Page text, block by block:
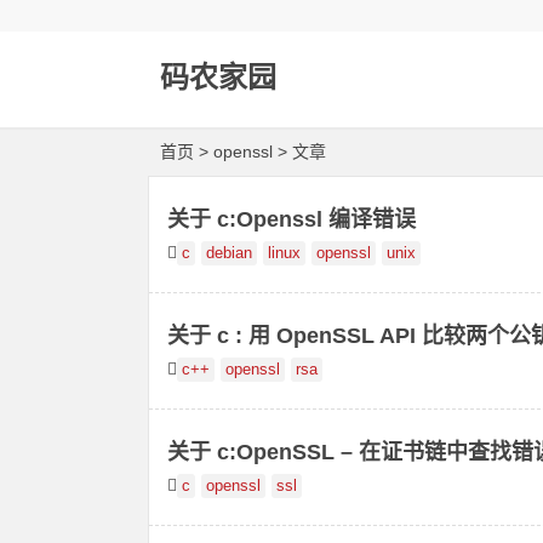
码农家园
首页 > openssl > 文章
关于 c:Openssl 编译错误
c debian linux openssl unix
关于 c : 用 OpenSSL API 比较两个公
c++ openssl rsa
关于 c:OpenSSL – 在证书链中查找错
c openssl ssl